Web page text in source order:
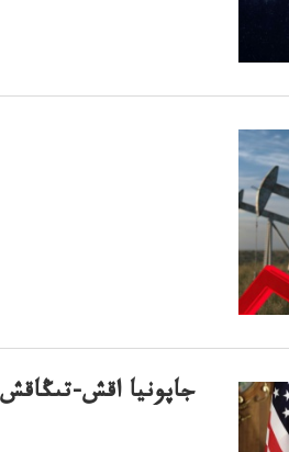
جاپونيا اقش-تىڭاقش